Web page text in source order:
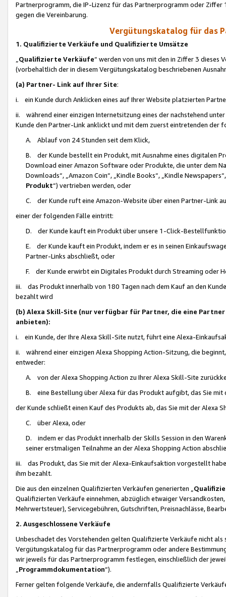
Partnerprogramm, die IP-Lizenz für das Partnerprogramm oder
gegen die Vereinbarung.
Vergütungskatalog für das
1. Qualifizierte Verkäufe und Qualifizierte Umsätze
Qualifizierte Verkäufe“ werden von uns mit den in Ziffer 3
(vorbehaltlich der in diesem Vergütungskatalog beschriebenen
(a) Partner- Link auf Ihrer Site:
i. ein Kunde durch Anklicken eines auf Ihrer Website platzierten
ii. während einer einzigen Internetsitzung eines der nachstehend
Kunde den Partner-Link anklickt und mit dem zuerst eintretenden der
A. Ablauf von 24 Stunden seit dem Klick,
B. der Kunde bestellt ein Produkt, mit Ausnahme eines digitalen
Download einer Amazon Software oder Produkte, die unter dem
Downloads“, „Amazon Coin“, „Kindle Books“, „Kindle
Produkt“) vertrieben werden, oder
C. der Kunde ruft eine Amazon-Website über einen Partner-Link
einer der folgenden Fälle eintritt:
D. der Kunde kauft ein Produkt über unsere 1-Click-
E. der Kunde kauft ein Produkt, indem er es in seinen
Partner-Links abschließt, oder
F. der Kunde erwirbt ein Digitales Produkt durch Streaming oder
iii. das Produkt innerhalb von 180 Tagen nach dem Kauf an den
bezahlt wird
(b) Alexa Skill-Site (nur verfügbar für Partner, die eine
anbieten):
i. ein Kunde, der Ihre Alexa Skill-Site nutzt, führt eine Alexa-
ii. während einer einzigen Alexa Shopping Action-Sitzung, die
entweder:
A. von der Alexa Shopping Action zu Ihrer Alexa Skill-Site
B. eine Bestellung über Alexa für das Produkt aufgibt, das Sie mit
der Kunde schließt einen Kauf des Produkts ab, das Sie mit der Alexa
C. über Alexa, oder
D. indem er das Produkt innerhalb der Skills Session in den
seiner erstmaligen Teilnahme an der Alexa Shopping Action
iii. das Produkt, das Sie mit der Alexa-Einkaufsaktion vorgestellt
ihm bezahlt.
Die aus den einzelnen Qualifizierten Verkäufen generierten „
Qualifizierten Verkäufe einnehmen, abzüglich etwaiger
Mehrwertsteuer), Servicegebühren, Gutschriften, Preisnachlässe,
2. Ausgeschlossene Verkäufe
Unbeschadet des Vorstehenden gelten Qualifizierte Verkäufe nicht
Vergütungskatalog für das Partnerprogramm oder andere
wir jeweils für das Partnerprogramm festlegen, einschließlich der
Programmdokumentation“).
Ferner gelten folgende Verkäufe, die andernfalls Qualifizierte